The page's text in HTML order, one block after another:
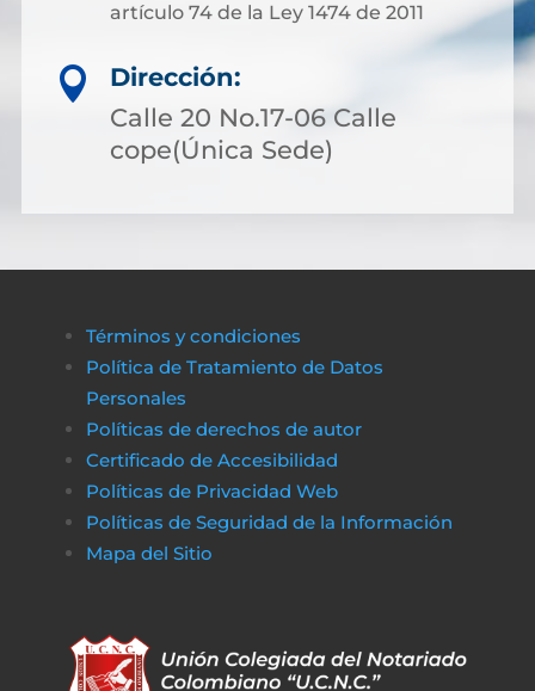
artículo 74 de la Ley 1474 de 2011

Dirección:
Calle 20 No.17-06 Calle
cope(Única Sede)
Términos y condiciones
Política de Tratamiento de Datos
Personales
Políticas de derechos de autor
Certificado de Accesibilidad
Políticas de Privacidad Web
Políticas de Seguridad de la Información
Mapa del Sitio